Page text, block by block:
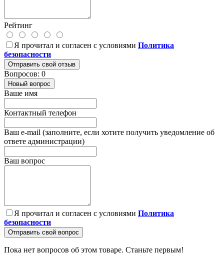
Рейтинг
Я прочитал и согласен с условиями Политика
безопасности
Отправить свой отзыв
Вопросов: 0
Новый вопрос
Ваше имя
Контактный телефон
Ваш e-mail (заполните, если хотите получить уведомление об
ответе администрации)
Ваш вопрос
Я прочитал и согласен с условиями Политика
безопасности
Отправить свой вопрос
Пока нет вопросов об этом товаре. Станьте первым!